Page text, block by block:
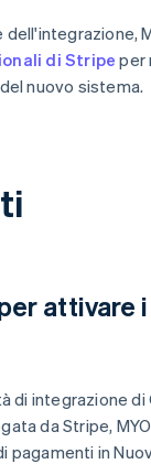
di Stripe per
nuovo sistema.
attivare
di integrazione di
da Stripe,
pagamenti in